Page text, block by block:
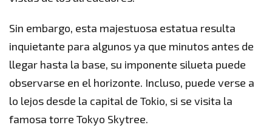
Sin embargo, esta majestuosa estatua resulta
inquietante para algunos ya que minutos antes de
llegar hasta la base, su imponente silueta puede
observarse en el horizonte. Incluso, puede verse a
lo lejos desde la capital de Tokio, si se visita la
famosa torre Tokyo Skytree.